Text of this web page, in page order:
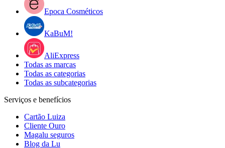
Epoca Cosméticos
KaBuM!
AliExpress
Todas as marcas
Todas as categorias
Todas as subcategorias
Serviços e benefícios
Cartão Luiza
Cliente Ouro
Magalu seguros
Blog da Lu